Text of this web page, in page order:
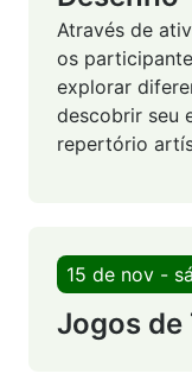
Através de
os
explorar
descobrir seu
repertório
15 de nov -
Jogos de